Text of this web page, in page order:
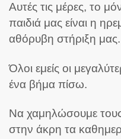
Αυτές τις μέρες, το
παιδιά μας είναι η
αθόρυβη στήριξη μας.
Όλοι εμείς οι
ένα βήμα πίσω.
Να χαμηλώσουμε
στην άκρη τα